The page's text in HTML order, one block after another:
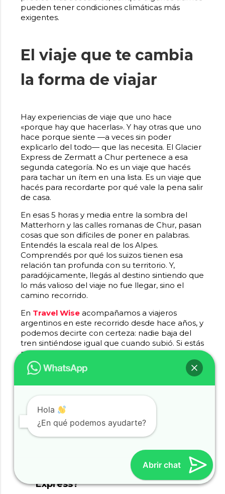
pueden tener condiciones climáticas más
exigentes.
El viaje que te cambia
la forma de viajar
Hay experiencias de viaje que uno hace
«porque hay que hacerlas». Y hay otras que uno
hace porque siente —a veces sin poder
explicarlo del todo— que las necesita. El Glacier
Express de Zermatt a Chur pertenece a esa
segunda categoría. No es un viaje que hacés
para tachar un ítem en una lista. Es un viaje que
hacés para recordarte por qué vale la pena salir
de casa.
En esas 5 horas y media entre la sombra del
Matterhorn y las calles romanas de Chur, pasan
cosas que son difíciles de poner en palabras.
Entendés la escala real de los Alpes.
Comprendés por qué los suizos tienen esa
relación tan profunda con su territorio. Y,
paradójicamente, llegás al destino sintiendo que
lo más valioso del viaje no fue llegar, sino el
camino recorrido.
En Travel Wiseacompañamos a viajeros
argentinos en este recorrido desde hace años, y
podemos decirte con certeza: nadie baja del
tren sintiéndose igual que cuando subió. Si estás
pensando en hacer este viaje, no lo postergues
más. Los paisajes del Glacier Express no se
agotan, pero las oportunidades de vivirlos sí
pueden escasear. Escribinos y diseñamos juntos
tu itinerario suizo ideal.
Preguntas frecuentes sobre el
Glacier Express
¿Es necesario reservar el asiento
con anticipación en el Glacier
Express?
Hola
¿En qué podemos ayudarte?
Abrir chat